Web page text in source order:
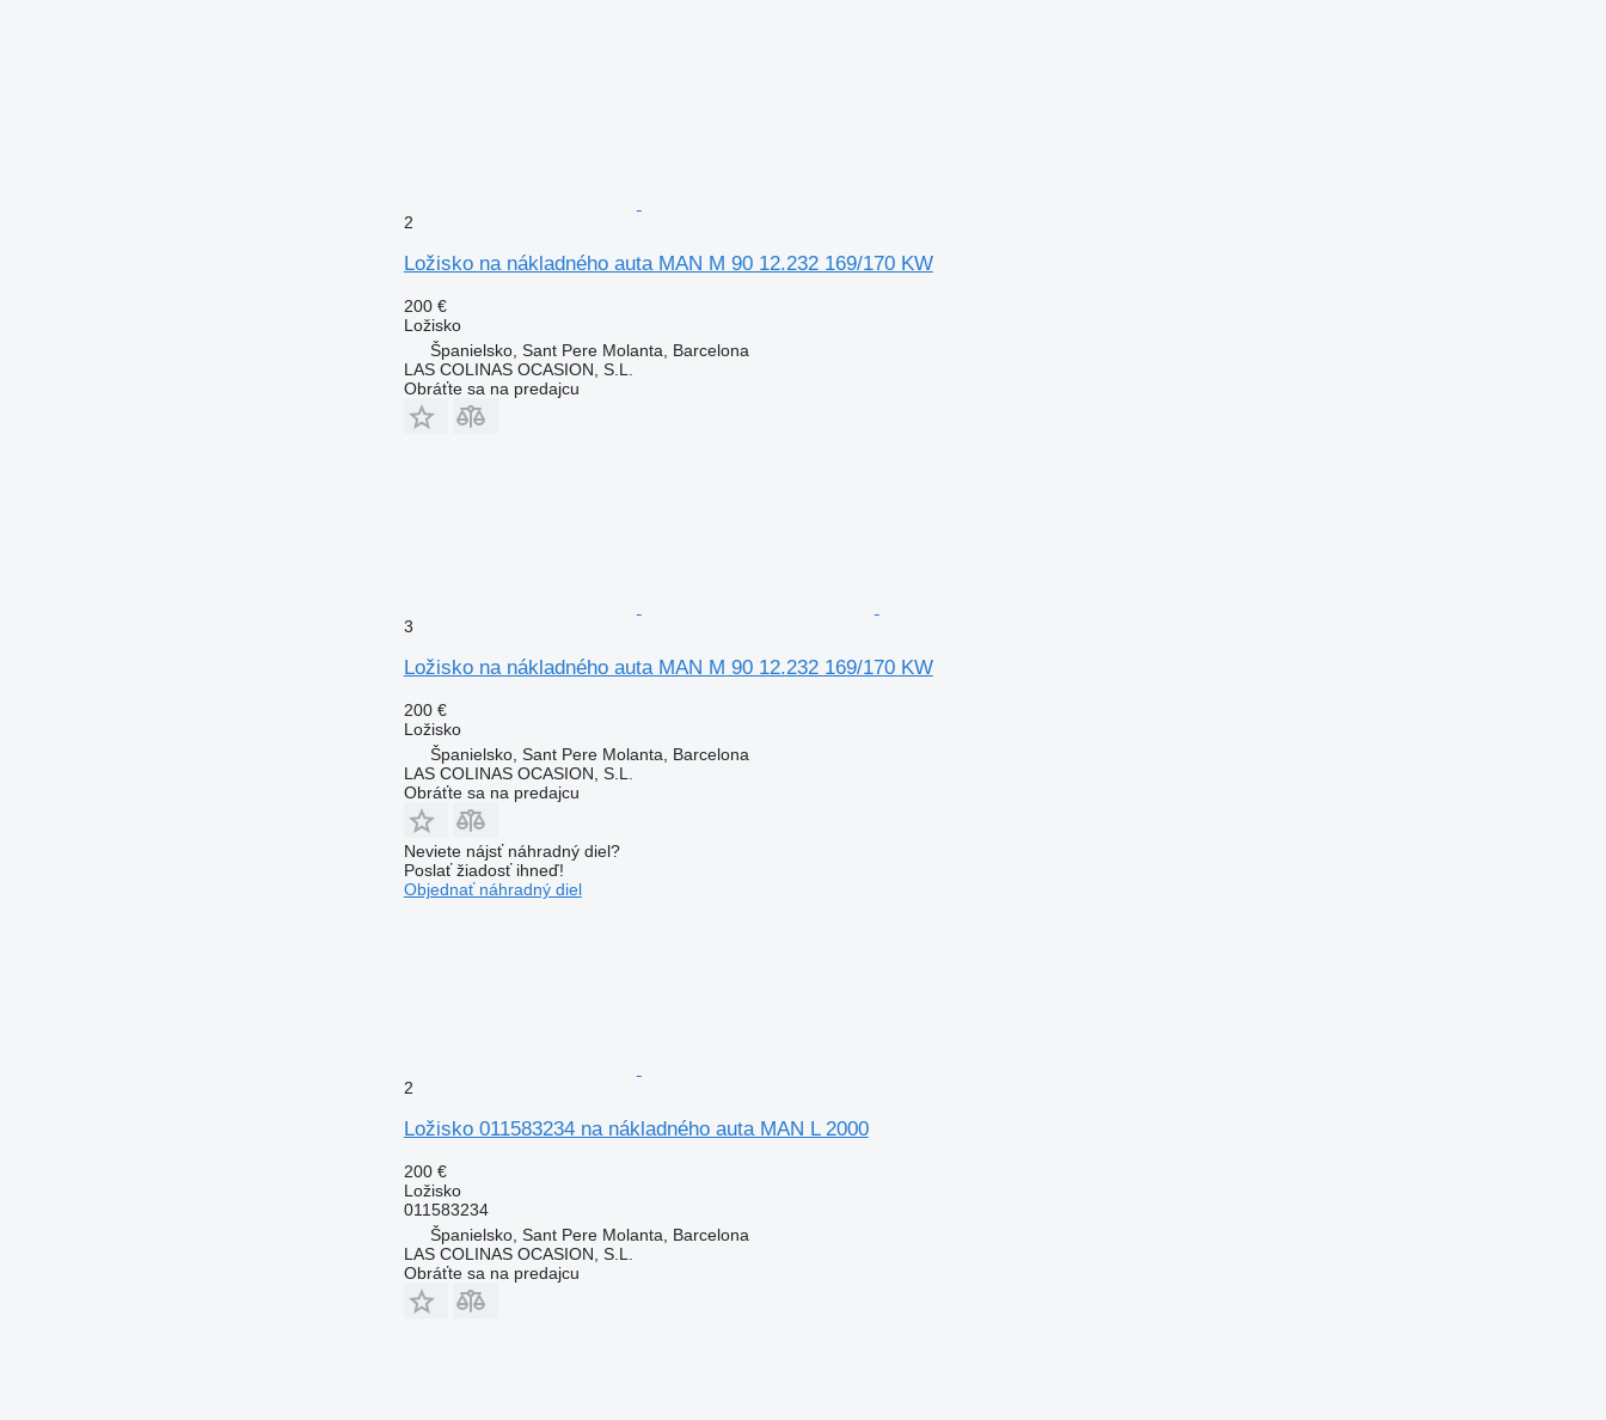
2
Ložisko na nákladného auta MAN M 90 12.232 169/170 KW
200 €
Ložisko
Španielsko, Sant Pere Molanta, Barcelona
LAS COLINAS OCASION, S.L.
Obráťte sa na predajcu
3
Ložisko na nákladného auta MAN M 90 12.232 169/170 KW
200 €
Ložisko
Španielsko, Sant Pere Molanta, Barcelona
LAS COLINAS OCASION, S.L.
Obráťte sa na predajcu
Neviete nájsť náhradný diel?
Poslať žiadosť ihneď!
Objednať náhradný diel
2
Ložisko 011583234 na nákladného auta MAN L 2000
200 €
Ložisko
011583234
Španielsko, Sant Pere Molanta, Barcelona
LAS COLINAS OCASION, S.L.
Obráťte sa na predajcu